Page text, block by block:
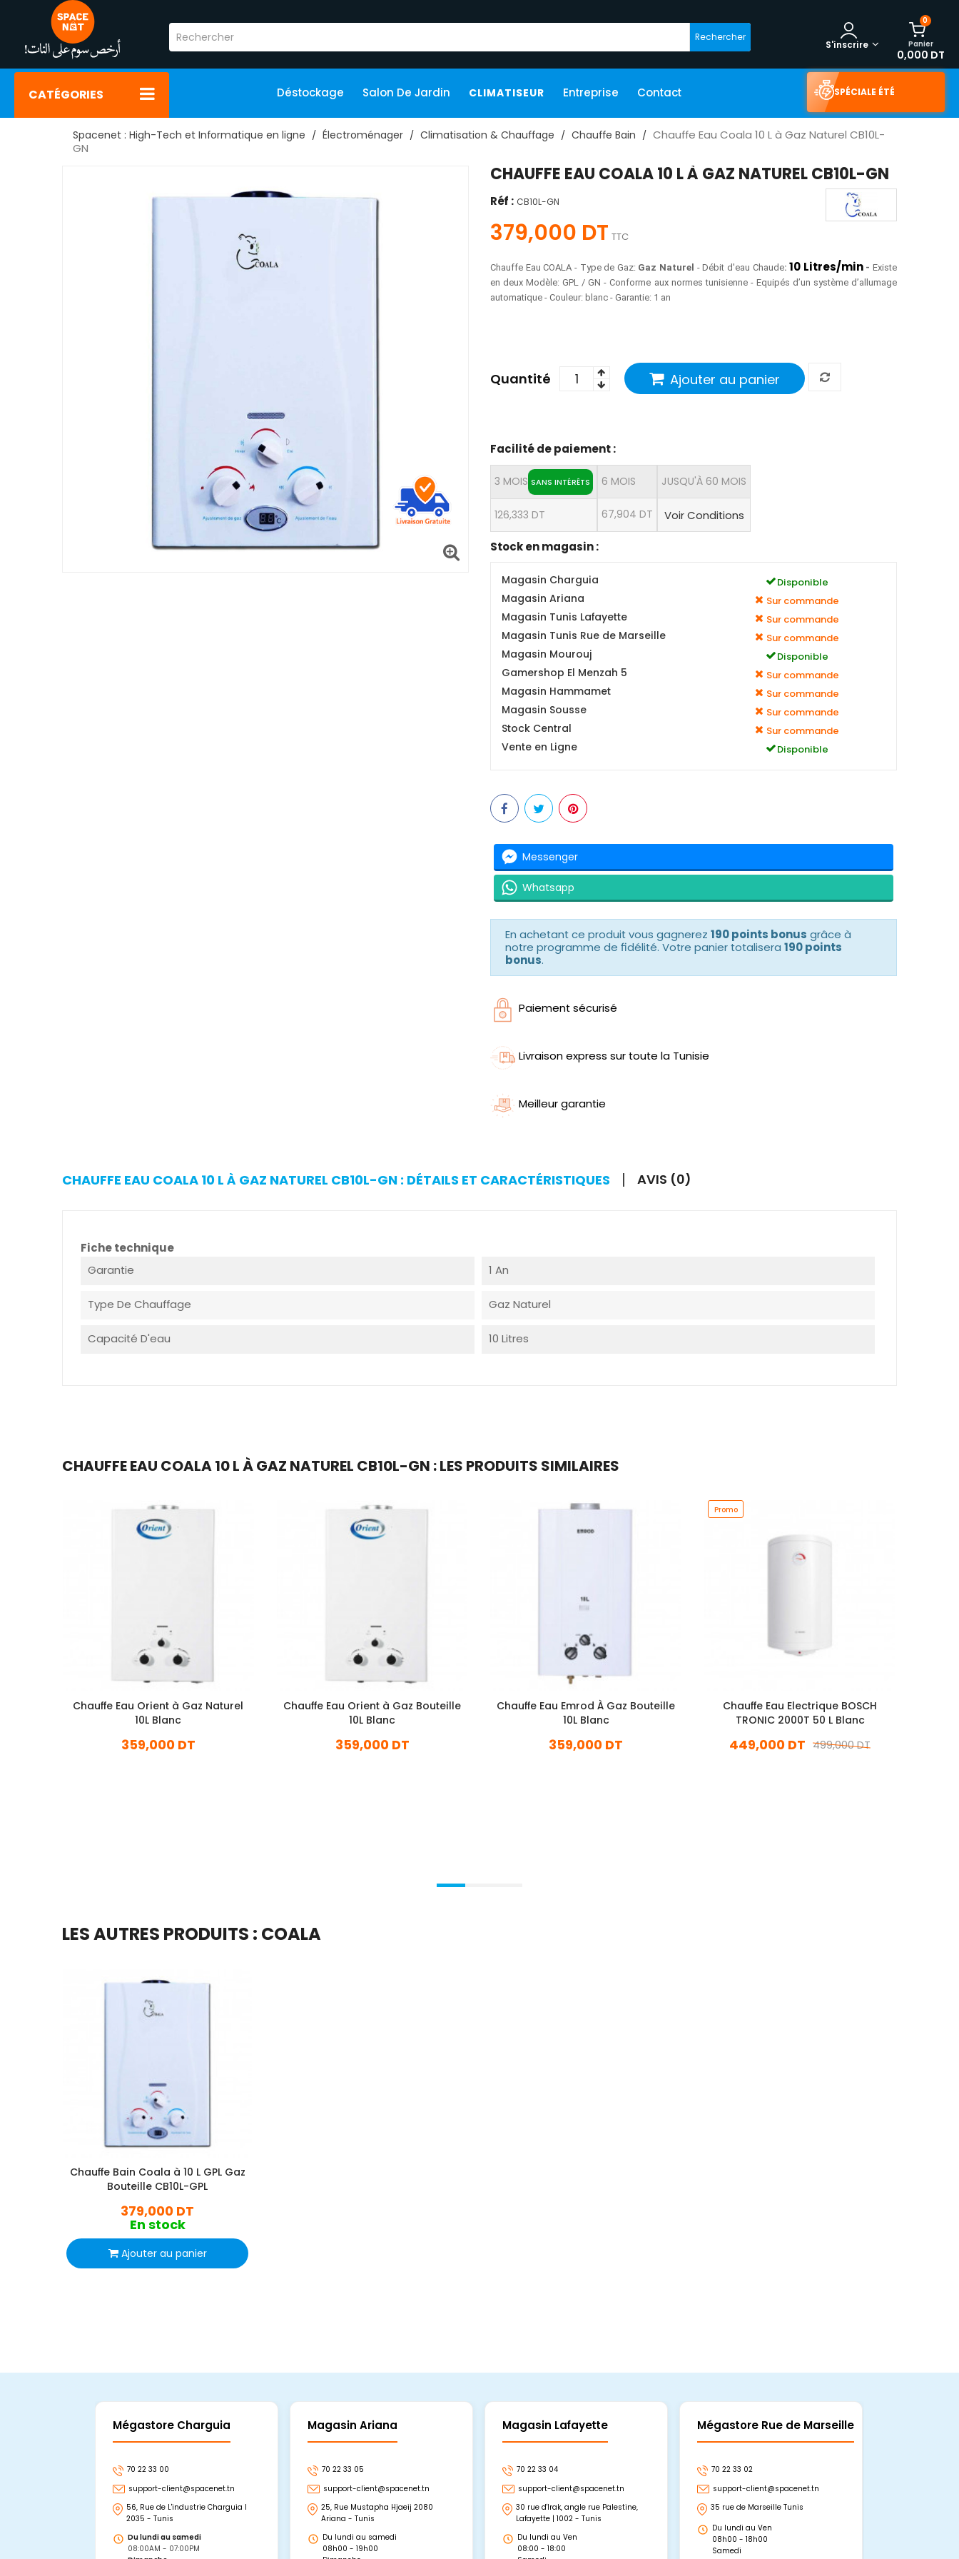
Rechercher
0
Panier
0,000 DT
S'inscrire
CATÉGORIES Déstockage Salon De Jardin CLIMATISEUR Entreprise Contact SPÉCIALE ÉTÉ
Spacenet : High-Tech et Informatique en ligne Électroménager Climatisation & Chauffage Chauffe Bain
Chauffe Eau Coala 10 L à Gaz Naturel CB10L-
GN
CHAUFFE EAU COALA 10 L À GAZ NATUREL CB10L-GN
Réf : CB10L-GN
379,000 DT TTC
Chauffe Eau COALA - Type de Gaz: Gaz Naturel - Débit d'eau Chaude: 10 Litres/min- Existe
en deux Modèle: GPL / GN - Conforme aux normes tunisienne - Equipés d’un système d’allumage
automatique - Couleur: blanc - Garantie: 1 an
Quantité Ajouter au panier
Facilité de paiement :
3 MOIS SANS INTÉRÊTS
126,333 DT
6 MOIS
67,904 DT
JUSQU'À 60 MOIS
Voir Conditions
Stock en magasin :
Magasin Charguia Disponible
Magasin Ariana Sur commande
Magasin Tunis Lafayette Sur commande
Magasin Tunis Rue de Marseille Sur commande
Magasin Mourouj Disponible
Gamershop El Menzah 5 Sur commande
Magasin Hammamet Sur commande
Magasin Sousse Sur commande
Stock Central Sur commande
Vente en Ligne Disponible
Messenger
Whatsapp
En achetant ce produit vous gagnerez 190 points bonus grâce à
notre programme de fidélité. Votre panier totalisera 190 points
bonus.
Paiement sécurisé
Livraison express sur toute la Tunisie
Meilleur garantie
CHAUFFE EAU COALA 10 L À GAZ NATUREL CB10L-GN : DÉTAILS ET CARACTÉRISTIQUES AVIS (0)
Fiche technique
Garantie
1 An
Type De Chauffage Gaz Naturel
Capacité D'eau 10 Litres
CHAUFFE EAU COALA 10 L À GAZ NATUREL CB10L-GN : LES PRODUITS SIMILAIRES
Chauffe Eau Orient à Gaz Naturel
10L Blanc
359,000 DT
Chauffe Eau Orient à Gaz Bouteille
10L Blanc
359,000 DT
Chauffe Eau Emrod À Gaz Bouteille
10L Blanc
359,000 DT
Promo
Chauffe Eau Electrique BOSCH
TRONIC 2000T 50 L Blanc
499,000 DT
449,000 DT
LES AUTRES PRODUITS : COALA
Chauffe Bain Coala à 10 L GPL Gaz
Bouteille CB10L-GPL
379,000 DT
En stock
Ajouter au panier
Mégastore Charguia
70 22 33 00
support-client@spacenet.tn
56, Rue de L'industrie Charguia I
2035 - Tunis
Du lundi au samedi
08:00AM - 07:00PM
Magasin Ariana
70 22 33 05
support-client@spacenet.tn
25, Rue Mustapha Hjaeij 2080
Ariana - Tunis
Du lundi au samedi
08h00 - 19h00
Magasin Lafayette
70 22 33 04
support-client@spacenet.tn
30 rue d'Irak, angle rue Palestine,
Lafayette | 1002 - Tunis
Du lundi au Ven
08:00 - 18:00
Mégastore Rue de Marseille
70 22 33 02
support-client@spacenet.tn
35 rue de Marseille Tunis
Du lundi au Ven
08h00 - 18h00
Samedi